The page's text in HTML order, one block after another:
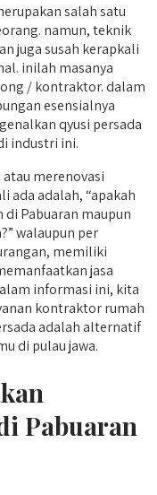
salah satu
namun, teknik
juga susah kerapkali
inilah masanya
/ kontraktor. dalam
esensialnya
qyusi persada
industri ini.
merenovasi
ada adalah, “apakah
Pabuaran maupun
walaupun per
memiliki
jasa
informasi ini, kita
kontraktor rumah
adalah alternatif
di pulau jawa.
Pabuaran